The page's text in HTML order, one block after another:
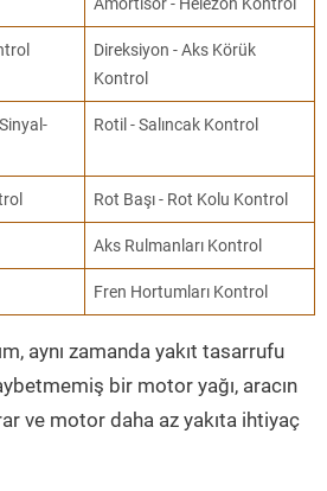
Direksiyon - Aks Körük
Kontrol
Rotil - Salıncak Kontrol
Rot Başı - Rot Kolu Kontrol
Aks Rulmanları Kontrol
Fren Hortumları Kontrol
aynı zamanda yakıt tasarrufu
bir motor yağı, aracın
ve motor daha az yakıta ihtiyaç